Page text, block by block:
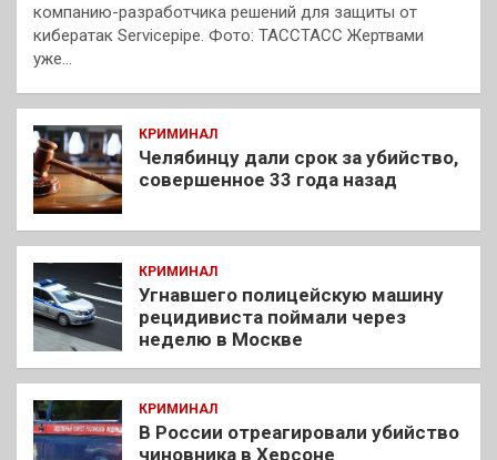
компанию-разработчика решений для защиты от
кибератак Servicepipe. Фото: ТАССТАСС Жертвами
уже…
КРИМИНАЛ
Челябинцу дали срок за убийство,
совершенное 33 года назад
КРИМИНАЛ
Угнавшего полицейскую машину
рецидивиста поймали через
неделю в Москве
КРИМИНАЛ
В России отреагировали убийство
чиновника в Херсоне